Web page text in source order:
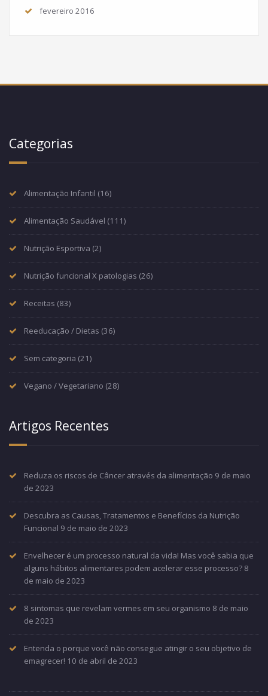
fevereiro 2016
Categorias
Alimentação Infantil (16)
Alimentação Saudável (111)
Nutrição Esportiva (2)
Nutrição funcional X patologias (26)
Receitas (83)
Reeducação / Dietas (36)
Sem categoria (21)
Vegano / Vegetariano (28)
Artigos Recentes
Reduza os riscos de Câncer através da alimentação 9 de maio
de 2023
Descubra as Causas, Tratamentos e Benefícios da Nutrição
Funcional 9 de maio de 2023
Envelhecer é um processo natural da vida! Mas você sabia que
alguns hábitos alimentares podem acelerar esse processo? 8
de maio de 2023
8 sintomas que revelam vermes em seu organismo 8 de maio
de 2023
Entenda o porque você não consegue atingir o seu objetivo de
emagrecer! 10 de abril de 2023